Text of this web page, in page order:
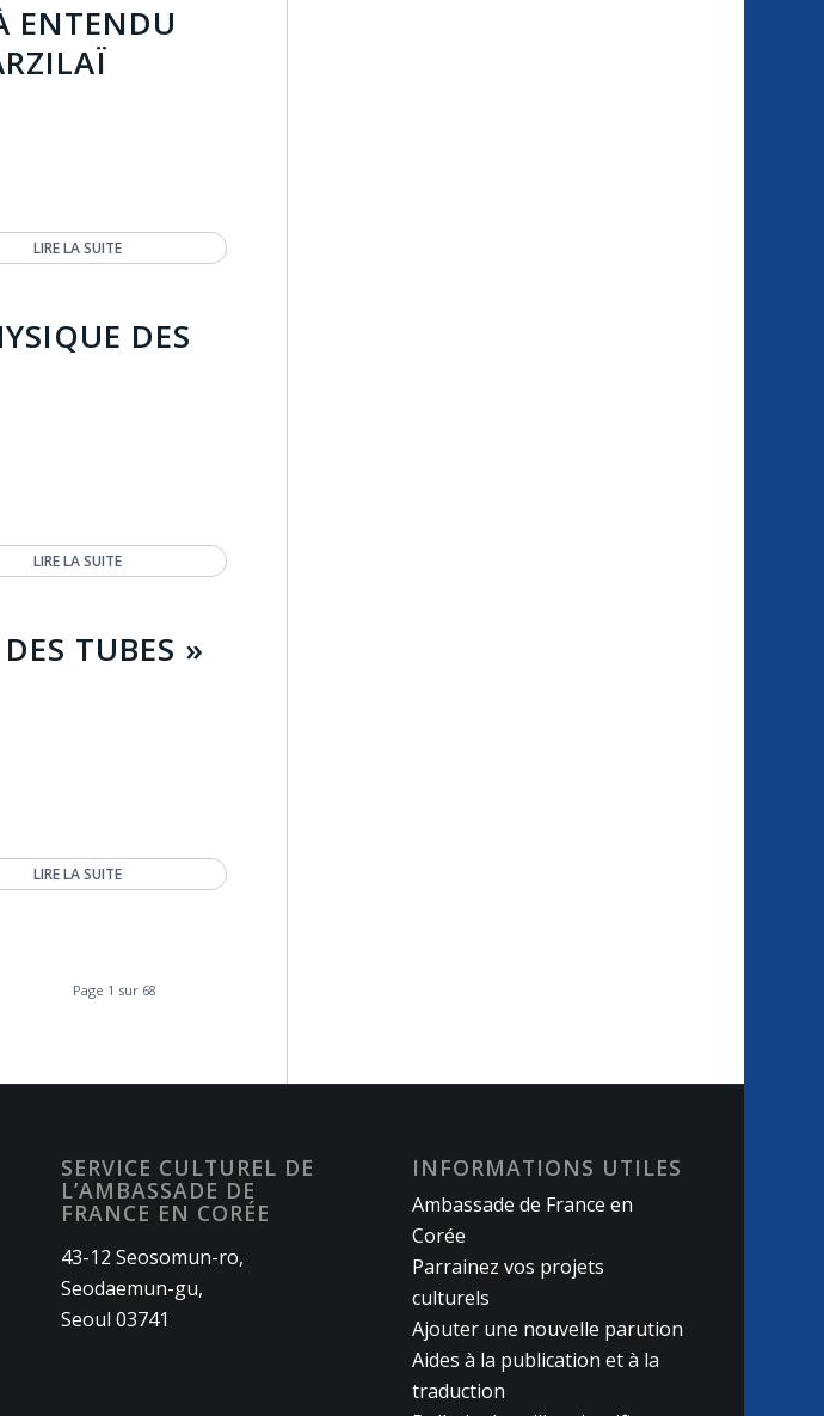
ENTENDU
LIRE LA SUITE
DES
LIRE LA SUITE
TUBES »
LIRE LA SUITE
Page 1 sur 68
SERVICE CULTUREL DE
L’AMBASSADE DE
FRANCE EN CORÉE
43-12 Seosomun-ro,
Seodaemun-gu,
Seoul 03741
INFORMATIONS UTILES
Ambassade de France en
Corée
Parrainez vos projets
culturels
Ajouter une nouvelle parution
Aides à la publication et à la
traduction